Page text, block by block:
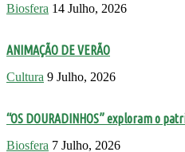
Biosfera 14 Julho, 2026
ANIMAÇÃO DE VERÃO
Cultura 9 Julho, 2026
“OS DOURADINHOS” exploram o
Biosfera 7 Julho, 2026